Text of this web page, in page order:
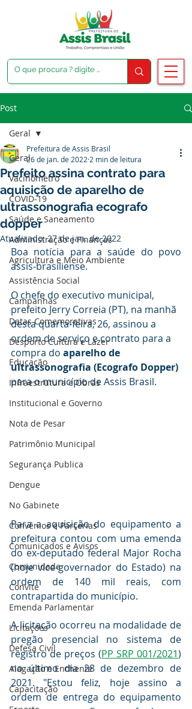
Post
Geral
Vacinômetro
COVID-19
Saúde e Saneamento
Administração e Finanças
Agricultura e Meio Ambiente
Assistência Social
Campanhas
Datas Comemorativas
Desporto Cultura e Lazer
Educação
Infraestrutura e Obras
Institucional e Governo
Nota de Pesar
Patrimônio Municipal
Segurança Publica
Dengue
No Gabinete
Convênios e Parcerias
Comunicados e Avisos
Comunidade
Convite
Emenda Parlamentar
Licitações
Defesa Civil
Alagação e Enchente
Capacitação
Geral
Prefeito assina contrato para
aquisição de aparelho de
ultrassonografia ecografo
dopper
Prefeitura de Assis Brasil
26 de jan. de 2022 2 min de leitura
Atualizado:27 de jan. de 2022
Boa notícia para a saúde do povo
assis-brasiliense.
O chefe do executivo municipal,
prefeito Jerry Correia (PT), na manhã
desta quarta-feira, 26, assinou a
ordem de serviço e contrato para a
compra do aparelho de
ultrassonografia (Ecografo Dopper)
para o município de Assis Brasil.
Para a aquisição do equipamento a
prefeitura contou com uma emenda
do ex-deputado federal Major Rocha
(hoje vice-governador do Estado) na
ordem de 140 mil reais, com
contrapartida do município.
A licitação ocorreu na modalidade de
pregão presencial no sistema de
registro de preços (PP SRP 001/2021)
no último dia 28 de dezembro de
2021. "Estou feliz, hoje assino a
ordem de entrega do equipamento